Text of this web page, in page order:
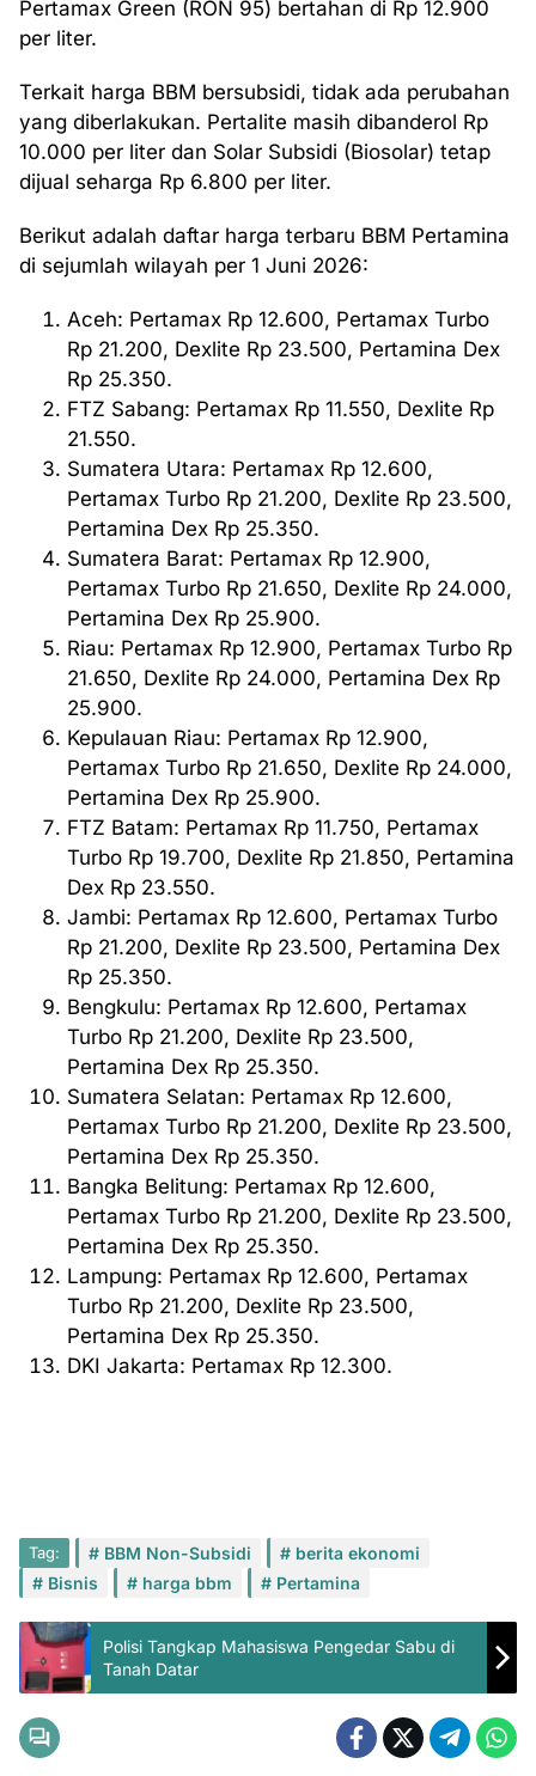
Pertamax Green (RON 95) bertahan di Rp 12.900
per liter.
Terkait harga BBM bersubsidi, tidak ada perubahan
yang diberlakukan. Pertalite masih dibanderol Rp
10.000 per liter dan Solar Subsidi (Biosolar) tetap
dijual seharga Rp 6.800 per liter.
Berikut adalah daftar harga terbaru BBM Pertamina
di sejumlah wilayah per 1 Juni 2026:
Aceh: Pertamax Rp 12.600, Pertamax Turbo
Rp 21.200, Dexlite Rp 23.500, Pertamina Dex
Rp 25.350.
FTZ Sabang: Pertamax Rp 11.550, Dexlite Rp
21.550.
Sumatera Utara: Pertamax Rp 12.600,
Pertamax Turbo Rp 21.200, Dexlite Rp 23.500,
Pertamina Dex Rp 25.350.
Sumatera Barat: Pertamax Rp 12.900,
Pertamax Turbo Rp 21.650, Dexlite Rp 24.000,
Pertamina Dex Rp 25.900.
Riau: Pertamax Rp 12.900, Pertamax Turbo Rp
21.650, Dexlite Rp 24.000, Pertamina Dex Rp
25.900.
Kepulauan Riau: Pertamax Rp 12.900,
Pertamax Turbo Rp 21.650, Dexlite Rp 24.000,
Pertamina Dex Rp 25.900.
FTZ Batam: Pertamax Rp 11.750, Pertamax
Turbo Rp 19.700, Dexlite Rp 21.850, Pertamina
Dex Rp 23.550.
Jambi: Pertamax Rp 12.600, Pertamax Turbo
Rp 21.200, Dexlite Rp 23.500, Pertamina Dex
Rp 25.350.
Bengkulu: Pertamax Rp 12.600, Pertamax
Turbo Rp 21.200, Dexlite Rp 23.500,
Pertamina Dex Rp 25.350.
Sumatera Selatan: Pertamax Rp 12.600,
Pertamax Turbo Rp 21.200, Dexlite Rp 23.500,
Pertamina Dex Rp 25.350.
Bangka Belitung: Pertamax Rp 12.600,
Pertamax Turbo Rp 21.200, Dexlite Rp 23.500,
Pertamina Dex Rp 25.350.
Lampung: Pertamax Rp 12.600, Pertamax
Turbo Rp 21.200, Dexlite Rp 23.500,
Pertamina Dex Rp 25.350.
DKI Jakarta: Pertamax Rp 12.300.
Tag: BBM Non-Subsidi
berita ekonomi
Bisnis
harga bbm Pertamina
Polisi Tangkap Mahasiswa Pengedar Sabu di
Tanah Datar